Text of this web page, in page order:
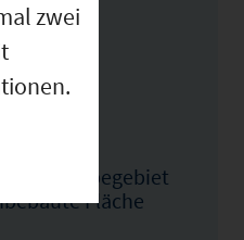
im
Gewerbegebiet
Fläche
zwei